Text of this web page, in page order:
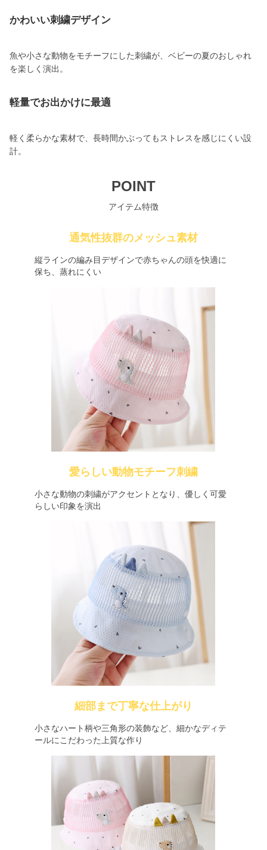
かわいい刺繍デザイン
魚や小さな動物をモチーフにした刺繍が、ベビーの夏のおしゃれ
を楽しく演出。
軽量でお出かけに最適
軽く柔らかな素材で、長時間かぶってもストレスを感じにくい設
計。
POINT
アイテム特徴
通気性抜群のメッシュ素材
縦ラインの編み目デザインで赤ちゃんの頭を快適に
保ち、蒸れにくい
愛らしい動物モチーフ刺繍
小さな動物の刺繍がアクセントとなり、優しく可愛
らしい印象を演出
細部まで丁寧な仕上がり
小さなハート柄や三角形の装飾など、細かなディテ
ールにこだわった上質な作り